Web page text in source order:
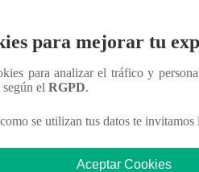
2026
el
para mejorar tu
para analizar el tráfico y
según el RGPD.
se utilizan tus datos te invitamos
Aceptar Cookies